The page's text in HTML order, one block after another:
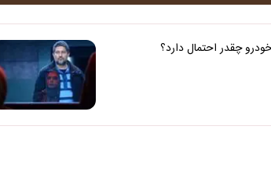
چقدر احتمال دارد؟